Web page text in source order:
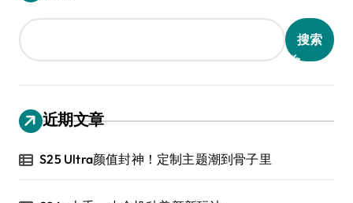
搜索
近期文章
S25 Ultra颜值封神！定制主题潮到骨子里